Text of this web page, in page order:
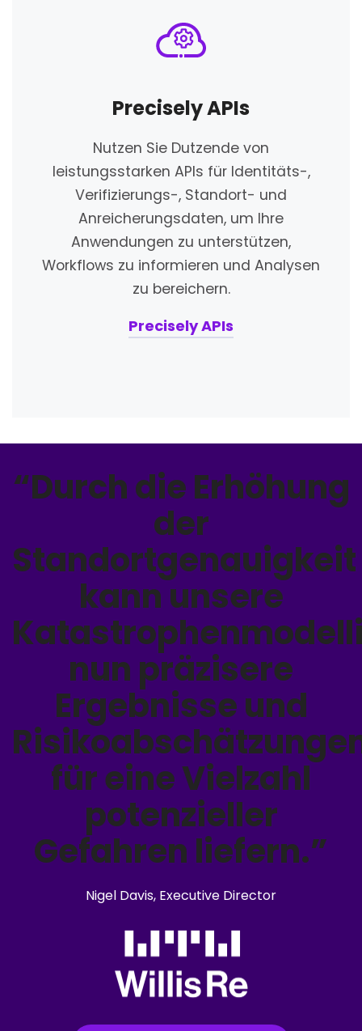
Precisely APIs
Nutzen Sie Dutzende von
leistungsstarken APIs für Identitäts-,
Verifizierungs-, Standort- und
Anreicherungsdaten, um Ihre
Anwendungen zu unterstützen,
Workflows zu informieren und Analysen
zu bereichern.
Precisely APIs
“Durch die Erhöhung
der
Standortgenauigkeit
kann unsere
nun präzisere
Ergebnisse und
für eine Vielzahl
potenzieller
Gefahren liefern.”
Nigel Davis, Executive Director